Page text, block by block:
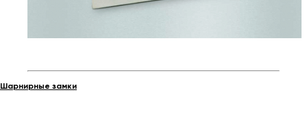
Шарнирные замки